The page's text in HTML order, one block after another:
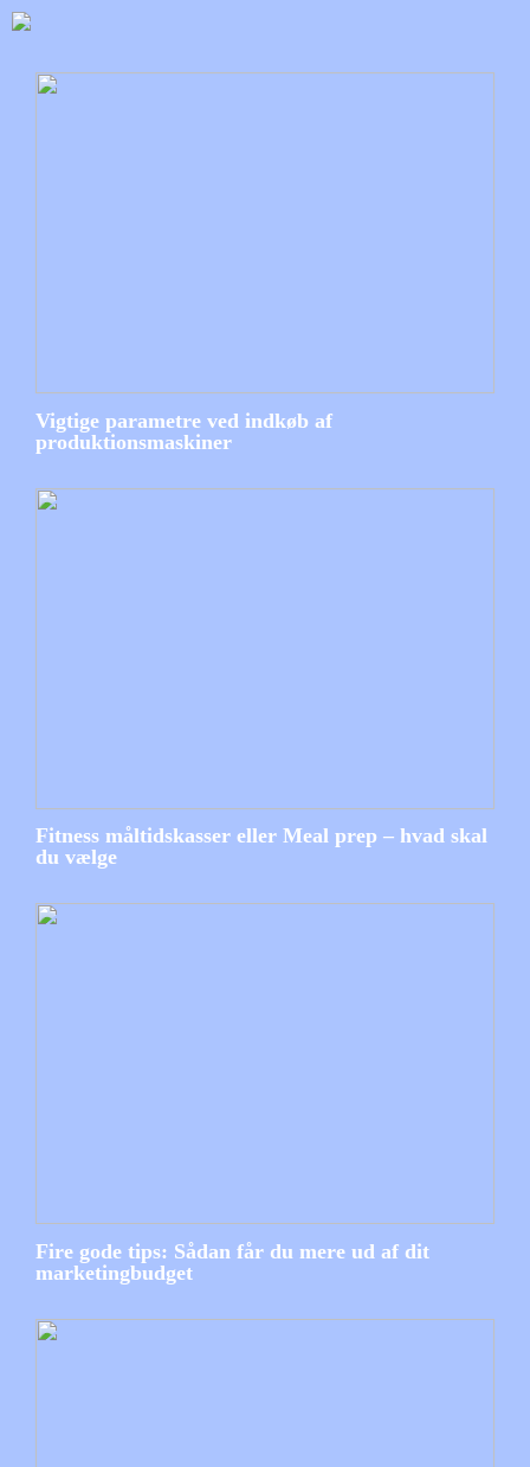
Vigtige parametre ved indkøb af
produktionsmaskiner
Fitness måltidskasser eller Meal prep – hvad skal
du vælge
Fire gode tips: Sådan får du mere ud af dit
marketingbudget